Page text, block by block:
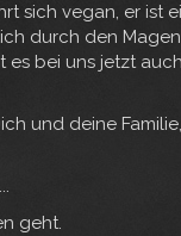
sich vegan, er ist
durch den
es bei uns jetzt
und deine
geht.